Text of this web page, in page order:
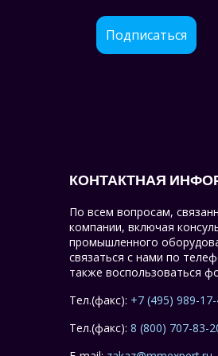
Подписаться
КОНТАКТНАЯ
По всем вопросам,
компании, включая
промышленного
связаться с нами по
также воспользоваться
Тел.(факс): +7 (495) 989-
Тел.(факс): 8 (800) 707-83-